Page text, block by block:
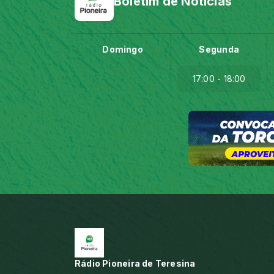
Domingo Segunda
17:00 - 18:00
Rádio Pioneira de Teresina